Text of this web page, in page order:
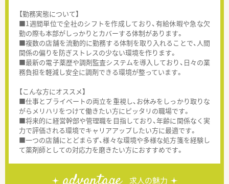
【勤務実態について】
■1週間単位で全社のシフトを作成しており、有給休暇や急な欠
勤の際も本部がしっかりとカバーする体制があります。
■複数の店舗を流動的に勤務する体制を取り入れることで、人間
関係の偏りを防ぎストレスの少ない環境を作ります。
■最新の電子薬歴や調剤監査システムを導入しており、日々の業
務負担を軽減し安全に調剤できる環境が整っています。
【こんな方にオススメ】
■仕事とプライベートの両立を重視し、お休みをしっかり取りな
がらメリハリをつけて働きたい方にピッタリの職場です。
■将来的に経営幹部や管理職を目指しており、年齢に関係なく実
力で評価される環境でキャリアアップしたい方に最適です。
■一つの店舗にとどまらず、様々な環境や多様な処方箋を経験し
て薬剤師としての対応力を磨きたい方におすすめです。
求人の魅力